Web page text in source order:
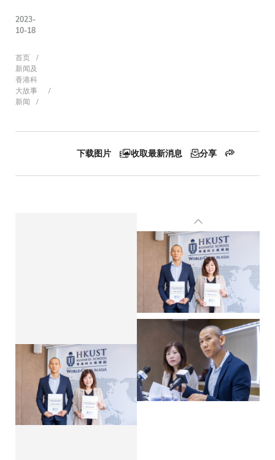
2023-
10-18
面
包
屑
首页
新闻及
香港科
大故事
新闻
下载图片 收取最新消息 分享